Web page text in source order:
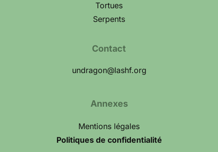
Tortues
Serpents
Contact
undragon@lashf.org
Annexes
Mentions légales
Politiques de confidentialité